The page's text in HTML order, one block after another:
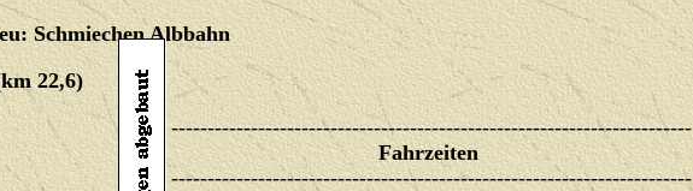
Schmiechen Albbahn
22,6)
------------------------------------------------------------------------
Fahrzeiten
------------------------------------------------------------------------